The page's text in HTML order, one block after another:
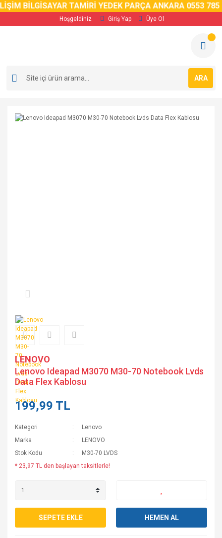
BİLGİSAYAR TAMİRİ YEDEK PARÇA ANKARA 0553 785
Hoşgeldiniz Giriş Yap Üye Ol
ARA
LENOVO
Lenovo Ideapad M3070 M30-70 Notebook Lvds
Data Flex Kablosu
199,99 TL
Kategori
Lenovo
Marka
LENOVO
Stok Kodu
M30-70 LVDS
* 23,97 TL den başlayan taksitlerle!
SEPETE EKLE HEMEN AL